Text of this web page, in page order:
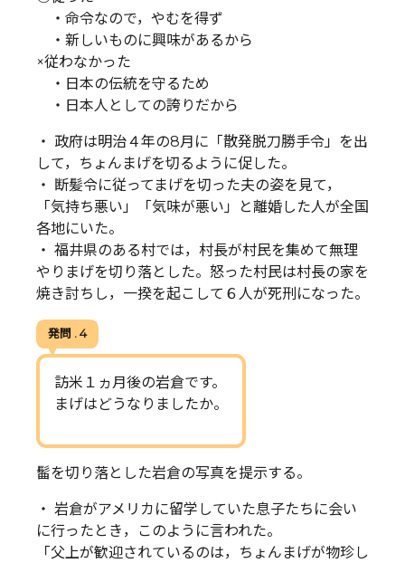
・命令なので，やむを得ず
・新しいものに興味があるから
×従わなかった
・日本の伝統を守るため
・日本人としての誇りだから
・ 政府は明治４年の8月に「散発脱刀勝手令」を出
して，ちょんまげを切るように促した。
・ 断髪令に従ってまげを切った夫の姿を見て，
「気持ち悪い」「気味が悪い」と離婚した人が全国
各地にいた。
・ 福井県のある村では，村長が村民を集めて無理
やりまげを切り落とした。怒った村民は村長の家を
焼き討ちし，一揆を起こして６人が死刑になった。
発問 . 4
訪米１ヵ月後の岩倉です。
まげはどうなりましたか。
髷を切り落とした岩倉の写真を提示する。
・ 岩倉がアメリカに留学していた息子たちに会い
に行ったとき，このように言われた。
「父上が歓迎されているのは，ちょんまげが物珍し